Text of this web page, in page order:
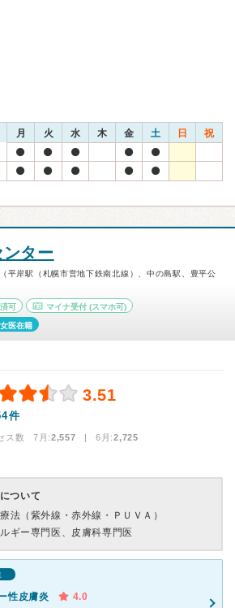
月 火 水 木 金 土 日 祝
ター
平岸駅（札幌市営地下鉄南北線）、中の島駅、豊平公
可 マイナ受付 (スマホ可)
女医在籍
3.51
件
ス数 7月:2,557 | 6月:2,725
ついて
法（紫外線・赤外線・ＰＵＶＡ）
ギー専門医、皮膚科専門医
性皮膚炎
4.0